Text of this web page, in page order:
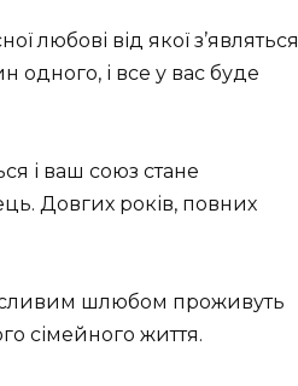
любові від якої з’являться
одного, і все у вас буде
і ваш союз стане
Довгих років, повних
шлюбом проживуть
сімейного життя.